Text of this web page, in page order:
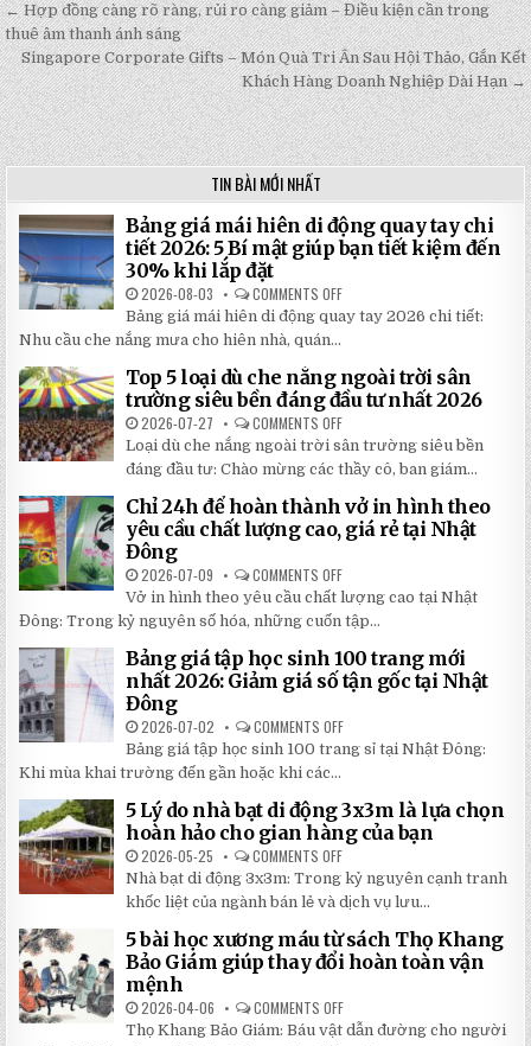
Post
navigation
← Hợp đồng càng rõ ràng, rủi ro càng giảm – Điều kiện cần trong
thuê âm thanh ánh sáng
Singapore Corporate Gifts – Món Quà Tri Ân Sau Hội Thảo, Gắn Kết
Khách Hàng Doanh Nghiệp Dài Hạn →
TIN BÀI MỚI NHẤT
Bảng giá mái hiên di động quay tay chi
tiết 2026: 5 Bí mật giúp bạn tiết kiệm đến
30% khi lắp đặt
2026-08-03 COMMENTS OFF
BẢNG
GIÁ
ĐỘNG
QUAY
TAY
TIẾT
2026:
5
BÍ
MẬT
GIÚP
BẠN
TIẾT
KHI
LẮP
ĐẶT
Bảng giá mái hiên di động quay tay 2026 chi tiết:
Nhu cầu che nắng mưa cho hiên nhà, quán...
Top 5 loại dù che nắng ngoài trời sân
trường siêu bền đáng đầu tư nhất 2026
2026-07-27 COMMENTS OFF
TOP
5
LOẠI
DÙ
CHE
NẮNG
NGOÀI
TRỜI
BỀN
ĐÁNG
ĐẦU
NHẤT
2026
Loại dù che nắng ngoài trời sân trường siêu bền
đáng đầu tư: Chào mừng các thầy cô, ban giám...
Chỉ 24h để hoàn thành vở in hình theo
yêu cầu chất lượng cao, giá rẻ tại Nhật
Đông
2026-07-09 COMMENTS OFF
CHỈ
24H
ĐỂ
HOÀN
VỞ
IN
HÌNH
YÊU
CHẤT
LƯỢNG
RẺ
TẠI
NHẬT
ĐÔNG
Vở in hình theo yêu cầu chất lượng cao tại Nhật
Đông: Trong kỷ nguyên số hóa, những cuốn tập...
Bảng giá tập học sinh 100 trang mới
nhất 2026: Giảm giá số tận gốc tại Nhật
Đông
2026-07-02 COMMENTS OFF
BẢNG
GIÁ
100
TRANG
MỚI
2026:
GIẢM
GIÁ
SỐ
TẬN
GỐC
TẠI
NHẬT
Bảng giá tập học sinh 100 trang sỉ tại Nhật Đông:
Khi mùa khai trường đến gần hoặc khi các...
5 Lý do nhà bạt di động 3x3m là lựa chọn
hoàn hảo cho gian hàng của bạn
2026-05-25 COMMENTS OFF
5
LÝ
DO
NHÀ
BẠT
DI
ĐỘNG
3X3M
LỰA
HOÀN
HẢO
Nhà bạt di động 3x3m: Trong kỷ nguyên cạnh tranh
khốc liệt của ngành bán lẻ và dịch vụ lưu...
5 bài học xương máu từ sách Thọ Khang
Bảo Giám giúp thay đổi hoàn toàn vận
mệnh
2026-04-06 COMMENTS OFF
5
BÀI
Thọ Khang Bảo Giám: Báu vật dẫn đường cho người